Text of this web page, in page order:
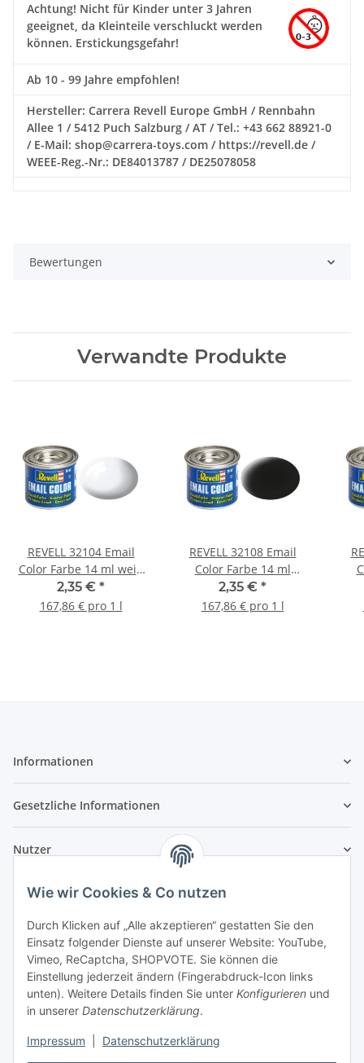
Wie wir Cookies & Co nutzen
Durch Klicken auf „Alle akzeptieren“ gestatten Sie den
Einsatz folgender Dienste auf unserer Website: YouTube,
Vimeo, ReCaptcha, SHOPVOTE. Sie können die
Einstellung jederzeit ändern (Fingerabdruck-Icon links
unten). Weitere Details finden Sie unter Konfigurieren und
in unserer Datenschutzerklärung.
Impressum Datenschutzerklärung
Achtung! Nicht für Kinder unter 3 Jahren
geeignet, da Kleinteile verschluckt werden
können. Erstickungsgefahr!
Ab 10 - 99 Jahre empfohlen!
Hersteller: Carrera Revell Europe GmbH / Rennbahn
Allee 1 / 5412 Puch Salzburg / AT / Tel.: +43 662 88921-0
/ E-Mail: shop@carrera-toys.com / https://revell.de /
WEEE-Reg.-Nr.: DE84013787 / DE25078058
Bewertungen
Verwandte Produkte
REVELL 32104 Email
Color Farbe 14 ml weiß
glänzend RAL 9010
2,35 € *
167,86 € pro 1 l
REVELL 32108 Email
Color Farbe 14 ml
schwarz matt RAL 9011
2,35 € *
167,86 € pro 1 l
Informationen
Gesetzliche Informationen
Nutzer